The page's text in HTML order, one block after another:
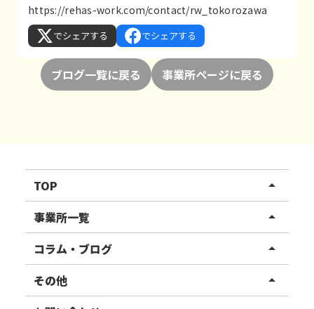
https://rehas-work.com/contact/rw_tokorozawa
でシェアする でシェアする
ブログ一覧に戻る 事業所ページに戻る
TOP arrow_drop_up
リハスワーク
リハスファーム
事業所一覧 arrow_drop_up
関東エリア
東北エリア
コラム・ブログ arrow_drop_up
事業所ブログ
その他 arrow_drop_up